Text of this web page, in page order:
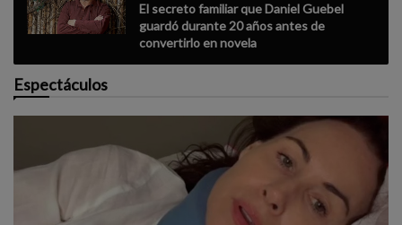
El secreto familiar que Daniel Guebel
guardó durante 20 años antes de
convertirlo en novela
Espectáculos